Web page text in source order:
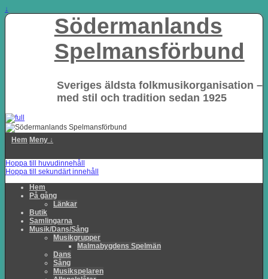
↓
Södermanlands
Spelmansförbund
Sveriges äldsta folkmusikorganisation –
med stil och tradition sedan 1925
Hem Meny ↓
Hoppa till huvudinnehåll
Hoppa till sekundärt innehåll
Hem
På gång
Länkar
Butik
Samlingarna
Musik/Dans/Sång
Musikgrupper
Malmabygdens Spelmän
Dans
Sång
Musikspelaren